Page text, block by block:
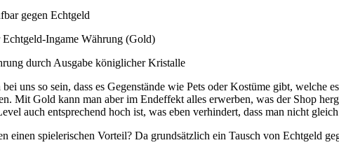
gegen Echtgeld
Echtgeld-Ingame Währung (Gold)
durch Ausgabe königlicher Kristalle
uns so sein, dass es Gegenstände wie Pets oder Kostüme gibt,
Mit Gold kann man aber im Endeffekt alles erwerben, was der Shop
auch entsprechend hoch ist, was eben verhindert, dass man nicht
einen spielerischen Vorteil? Da grundsätzlich ein Tausch von Echtgeld